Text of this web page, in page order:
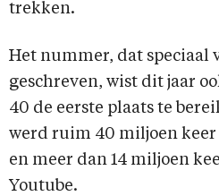
trekken.
Het nummer, dat speciaal
geschreven, wist dit jaar
40 de eerste plaats te
werd ruim 40 miljoen
en meer dan 14 miljoen
Youtube.